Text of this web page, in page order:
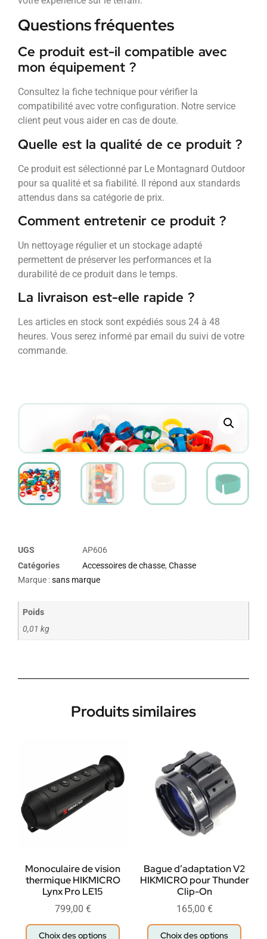
Questions fréquentes
Ce produit est-il compatible avec
mon équipement ?
Consultez la fiche technique pour vérifier la
compatibilité avec votre configuration. Notre service
client peut vous aider en cas de doute.
Quelle est la qualité de ce produit ?
Ce produit est sélectionné par Le Montagnard Outdoor
pour sa qualité et sa fiabilité. Il répond aux standards
attendus dans sa catégorie de prix.
Comment entretenir ce produit ?
Un nettoyage régulier et un stockage adapté
permettent de préserver les performances et la
durabilité de ce produit dans le temps.
La livraison est-elle rapide ?
Les articles en stock sont expédiés sous 24 à 48
heures. Vous serez informé par email du suivi de votre
commande.
UGS
AP606
Catégories
Accessoires de chasse, Chasse
Marque :sans marque
Poids
0,01 kg
Produits similaires
Monoculaire de vision
thermique HIKMICRO
Lynx Pro LE15
799,00 €
Choix des options
Bague d’adaptation V2
HIKMICRO pour Thunder
Clip-On
165,00 €
Choix des options